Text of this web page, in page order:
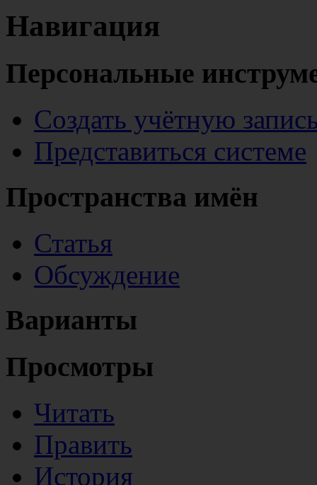
Навигация
Персональные
Создать учётную
Представиться системе
Пространства имён
Статья
Обсуждение
Варианты
Просмотры
Читать
Править
История